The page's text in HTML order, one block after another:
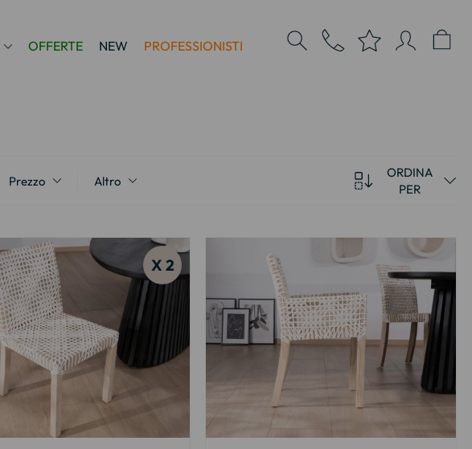
OFFERTE NEW PROFESSIONISTI
Prezzo Altro
ORDINA
PER
X 2